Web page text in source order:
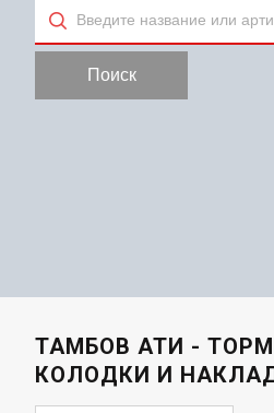
Поиск
ТАМБОВ АТИ -
КОЛОДКИ И